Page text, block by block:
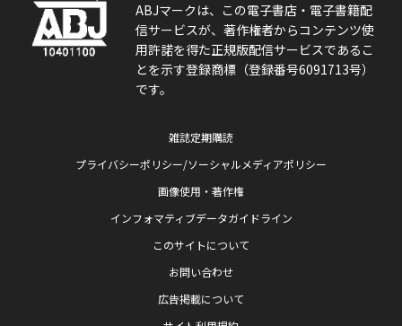
ABJマークは、この電子書店・電子書籍配
信サービスが、著作権者からコンテンツ使
用許諾を得た正規版配信サービスであるこ
とを示す登録商標（登録番号6091713号）
です。
雑誌定期購読
プライバシーポリシー/ソーシャルメディアポリシー
画像使用・著作権
インフォマティブデータガイドライン
このサイトについて
お問い合わせ
広告掲載について